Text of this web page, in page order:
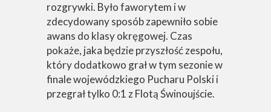
rozgrywki. Było faworytem i w
zdecydowany sposób zapewniło sobie
awans do klasy okręgowej. Czas
pokaże, jaka będzie przyszłość zespołu,
który dodatkowo grał w tym sezonie w
finale wojewódzkiego Pucharu Polski i
przegrał tylko 0:1 z Flotą Świnoujście.